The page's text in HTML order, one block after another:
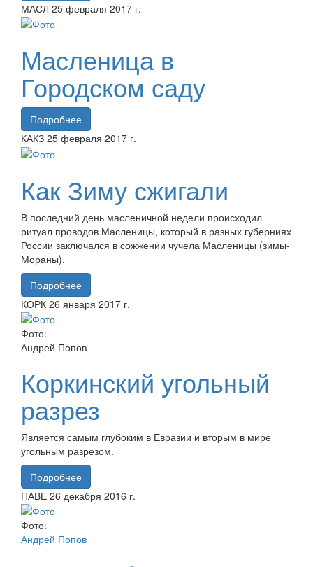
МАСЛ 25 февраля 2017 г.
Масленица в
Городском саду
Подробнее
КАКЗ 25 февраля 2017 г.
Как Зиму сжигали
В последний день масленичной недели происходил
ритуал проводов Масленицы, который в разных губерниях
России заключался в сожжении чучела Масленицы (зимы-
Мораны).
Подробнее
КОРК 26 января 2017 г.
Фото:
Андрей Попов
Коркинский угольный
разрез
Является самым глубоким в Евразии и вторым в мире
угольным разрезом.
Подробнее
ПАВЕ 26 декабря 2016 г.
Фото:
Андрей Попов